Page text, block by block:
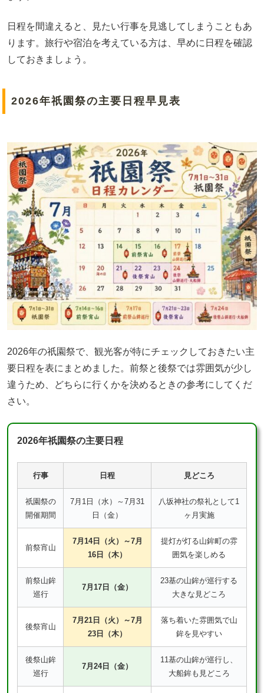
日程を間違えると、見たい行事を見逃してしまうこともあ
ります。旅行や宿泊を考えている方は、早めに日程を確認
しておきましょう。
2026年祇園祭の主要日程早見表
2026年の祇園祭で、観光客が特にチェックしておきたい主
要日程を表にまとめました。前祭と後祭では雰囲気が少し
違うため、どちらに行くかを決めるときの参考にしてくだ
さい。
2026年祇園祭の主要日程
行事 日程 見どころ
祇園祭の
開催期間
7月1日（水）～7月31
日（金）
八坂神社の祭礼として1
ヶ月実施
前祭宵山
7月14日（火）～7月
16日（木）
提灯が灯る山鉾町の雰
囲気を楽しめる
前祭山鉾
巡行
7月17日（金）
23基の山鉾が巡行する
大きな見どころ
後祭宵山
7月21日（火）～7月
23日（木）
落ち着いた雰囲気で山
鉾を見やすい
後祭山鉾
巡行
7月24日（金）
11基の山鉾が巡行し、
大船鉾も見どころ